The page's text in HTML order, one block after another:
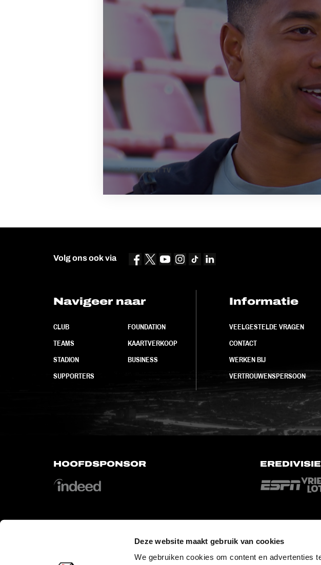
Deze website maakt gebruik van cookies
We gebruiken cookies om content en advertenties
Volg ons ook via
Navigeer naar
CLUB
TEAMS
STADION
SUPPORTERS
FOUNDATION
KAARTVERKOOP
BUSINESS
Informatie
VEELGESTELDE VRAGEN
CONTACT
WERKEN BIJ
VERTROUWENSPERSOON
HOOFDSPONSOR
OFFICIAL PARTNERS